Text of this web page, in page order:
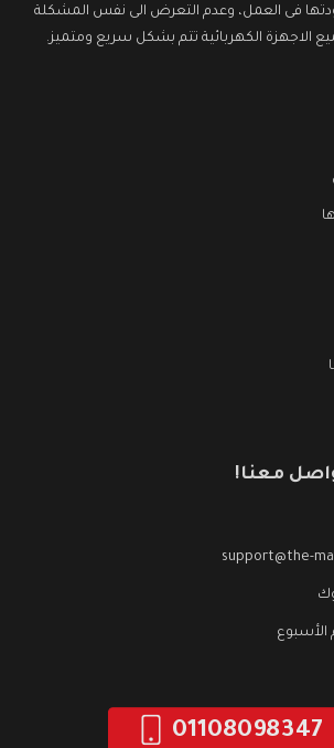
فى العمل، وعدم التعرض الى نفس المشكلة
الاجهزة الكهربائية تتم بشكل سريع ومتميز.
معنا!
support@the-
الأسبوع
01108098347